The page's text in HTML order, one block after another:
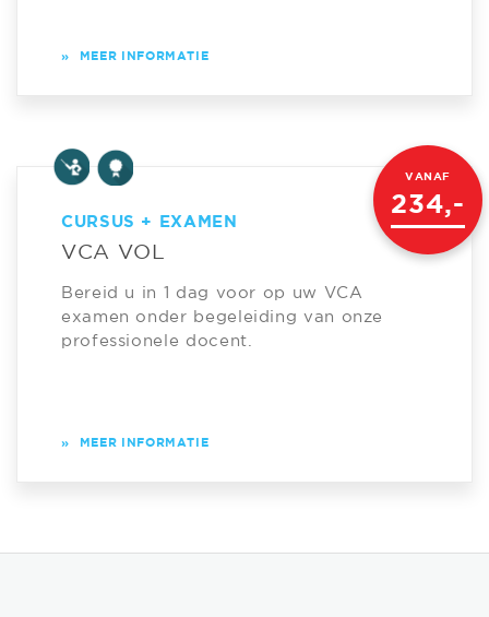
» MEER INFORMATIE
CURSUS + EXAMEN
VCA VOL
Bereid u in 1 dag voor op uw VCA
examen onder begeleiding van onze
professionele docent.
VANAF
234,-
» MEER INFORMATIE